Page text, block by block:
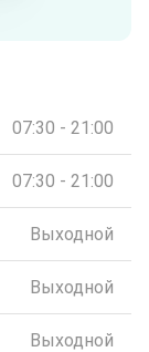
07:30 - 21:00
07:30 - 21:00
Выходной
Выходной
Выходной